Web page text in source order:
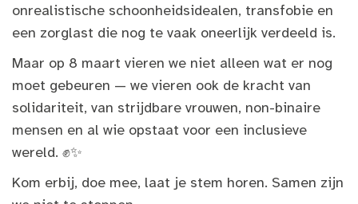
onrealistische schoonheidsidealen, transfobie en
een zorglast die nog te vaak oneerlijk verdeeld is.
Maar op 8 maart vieren we niet alleen wat er nog
moet gebeuren — we vieren ook de kracht van
solidariteit, van strijdbare vrouwen, non-binaire
mensen en al wie opstaat voor een inclusieve
wereld. ✊✨
Kom erbij, doe mee, laat je stem horen. Samen zijn